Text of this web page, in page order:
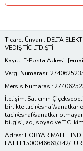
Ticaret Ünvanı: DELTA
VEDIŞ TİC LTD.ŞTİ
Kayıtlı E-Posta Adresi:
Vergi Numarası:
Mersis Numarası:
İletişim: Satıcının
birlikte tacir/esnaf/sanatkar
tacir/esnaf/sanatkar
bilgisi, ad, soyad ve T.C.
Adres: HOBYAR MAH.
FATİH 1500046663/342/TUR